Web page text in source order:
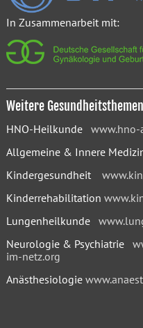
In Zusammenarbeit mit:
Weitere Gesundheitsthemen
HNO-Heilkunde www.hno-
Allgemeine & Innere
Kindergesundheit
Kinderrehabilitation
Lungenheilkunde
Neurologie & Psychiatrie
im-netz.org
Anästhesiologie